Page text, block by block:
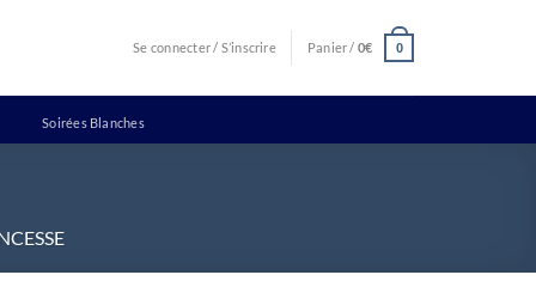
Se connecter / S’inscrire Panier / 0€ 0
Soirées Blanches